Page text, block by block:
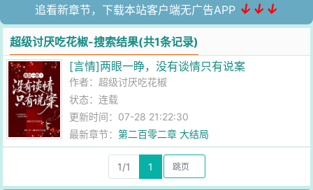
追看新章节，下载本站客户端无广告APP ↓↓↓
超级讨厌吃花椒-搜索结果(共1条记录)
[言情]两眼一睁，没有谈情只有说案
作者：超级讨厌吃花椒
状态：连载
更新时间：07-28 21:22:30
最新章节：第二百零二章 大结局
1/1 1